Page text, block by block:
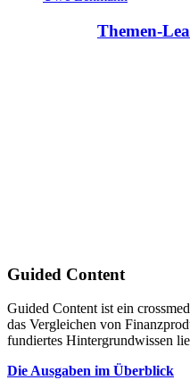
Themen-
Guided Content
Guided Content ist ein
das Vergleichen von
fundiertes Hintergrundwissen
Die Ausgaben im Überblick